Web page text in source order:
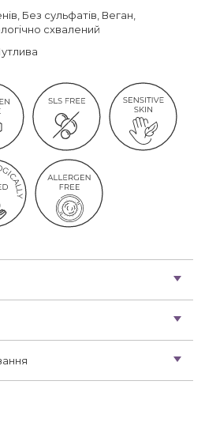
Без сульфатів, Веган,
схвалений